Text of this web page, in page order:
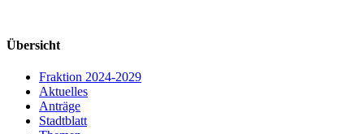
Übersicht
Fraktion 2024-2029
Aktuelles
Anträge
Stadtblatt